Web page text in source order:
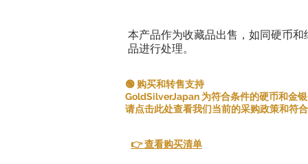
本产品作为收藏品出售，如同硬币
品进行处理。
🟢 购买和转售支持
GoldSilverJapan 为符合条件的硬币和金
请点击此处查看我们当前的采购政策和符
👉 查看购买清单